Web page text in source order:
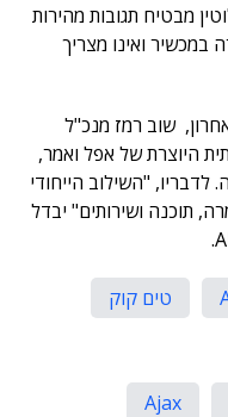
מבטיח תגובות מהירות
במכשיר ואינו מצריך
שוב רמז מנכ"ל
היוצרת של אפל ואמר,
לדבריו, "השילוב הייחודי
תוכנה ושירותים" יבדל
טים קוק
Ajax